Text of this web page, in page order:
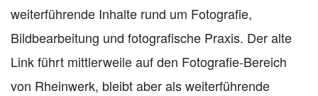
weiterführende Inhalte rund um Fotografie,
Bildbearbeitung und fotografische Praxis. Der alte
Link führt mittlerweile auf den Fotografie-Bereich
von Rheinwerk, bleibt aber als weiterführende